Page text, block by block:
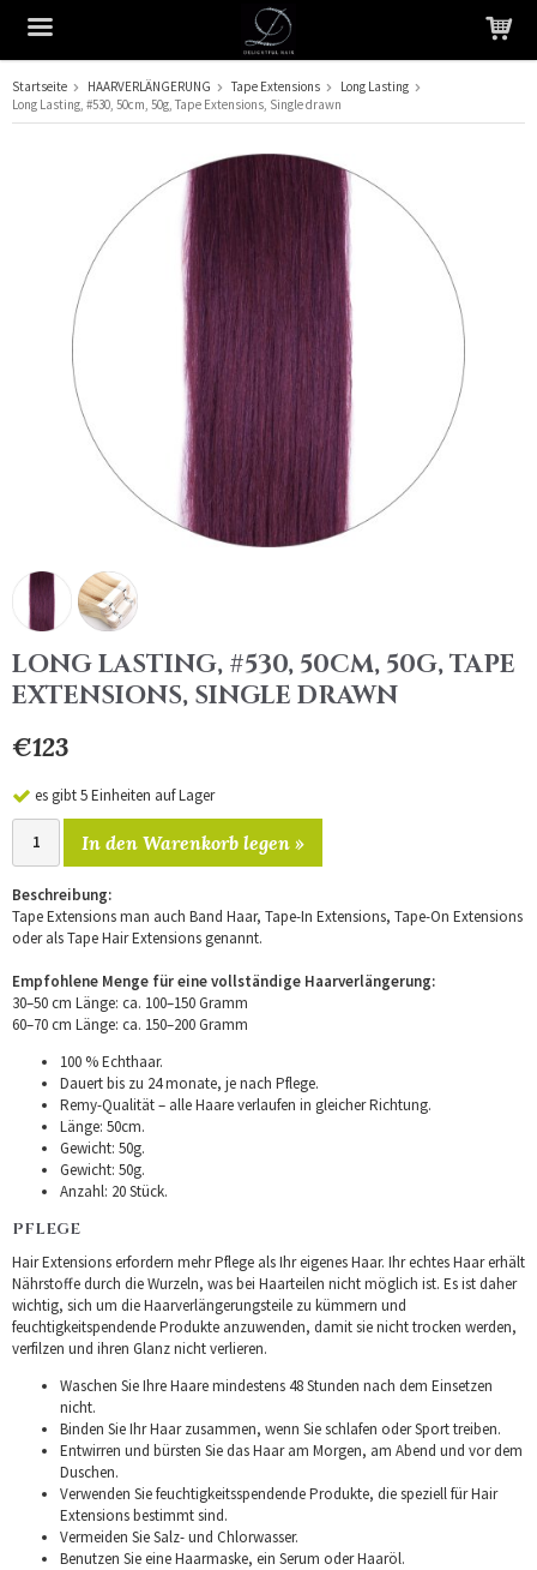
Das Produkt wurde in Ihren Warenkorb gelegt
Startseite HAARVERLÄNGERUNG Tape Extensions
Long Lasting
Long Lasting, #530, 50cm, 50g, Tape Extensions, Single drawn
LONG LASTING, #530, 50CM, 50G, TAPE
EXTENSIONS, SINGLE DRAWN
€123
es gibt 5 Einheiten auf Lager
In den Warenkorb legen »
Beschreibung:
Tape Extensions man auch Band Haar, Tape-In Extensions, Tape-On Extensions
oder als Tape Hair Extensions genannt.
Empfohlene Menge für eine vollständige Haarverlängerung:
30–50 cm Länge: ca. 100–150 Gramm
60–70 cm Länge: ca. 150–200 Gramm
100 % Echthaar.
Dauert bis zu 24 monate, je nach Pflege.
Remy-Qualität – alle Haare verlaufen in gleicher Richtung.
Länge: 50cm.
Gewicht: 50g.
Gewicht: 50g.
Anzahl: 20 Stück.
PFLEGE
Hair Extensions erfordern mehr Pflege als Ihr eigenes Haar. Ihr echtes Haar erhält
Nährstoffe durch die Wurzeln, was bei Haarteilen nicht möglich ist. Es ist daher
wichtig, sich um die Haarverlängerungsteile zu kümmern und
feuchtigkeitspendende Produkte anzuwenden, damit sie nicht trocken werden,
verfilzen und ihren Glanz nicht verlieren.
Waschen Sie Ihre Haare mindestens 48 Stunden nach dem Einsetzen
nicht.
Binden Sie Ihr Haar zusammen, wenn Sie schlafen oder Sport treiben.
Entwirren und bürsten Sie das Haar am Morgen, am Abend und vor dem
Duschen.
Verwenden Sie feuchtigkeitsspendende Produkte, die speziell für Hair
Extensions bestimmt sind.
Vermeiden Sie Salz- und Chlorwasser.
Benutzen Sie eine Haarmaske, ein Serum oder Haaröl.